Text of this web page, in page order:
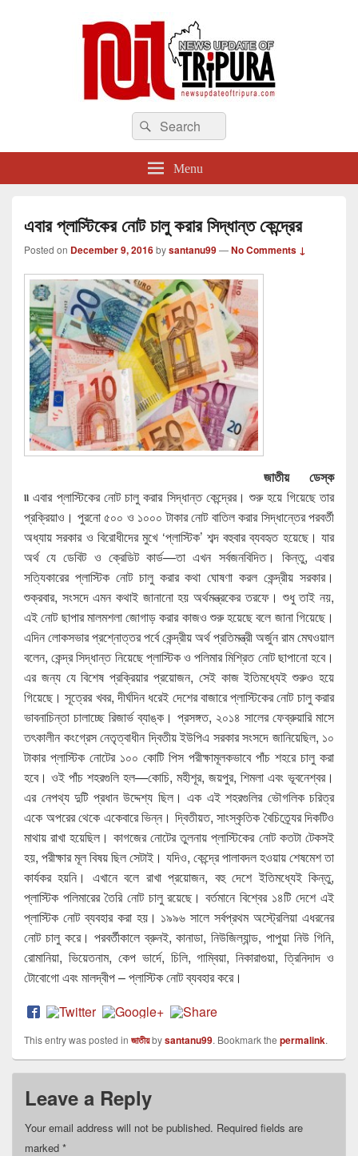
newsupdateoftripura.com
The one & only exceptional Bengali Version online news & infotainment portal
in Tripura.
Search
for:
Search
Menu
এবার প্লাস্টিকের নোট চালু করার সিদ্ধান্ত কেন্দ্রের
Posted on December 9, 2016bysantanu99—No Comments ↓
জাতীয় ডেস্ক
৷৷ এবার প্লাস্টিকের নোট চালু করার সিদ্ধান্ত কেন্দ্রের। শুরু হয়ে গিয়েছে তার
প্রক্রিয়াও। পুরনো ৫০০ ও ১০০০ টাকার নোট বাতিল করার সিদ্ধান্তের পরবর্তী
অধ্যায় সরকার ও বিরোধীদের মুখে ‘প্লাস্টিক’ শব্দ বহুবার ব্যবহৃত হয়েছে। যার
অর্থ যে ডেবিট ও ক্রেডিট কার্ড—তা এখন সর্বজনবিদিত। কিন্তু, এবার
সত্যিকারের প্লাস্টিক নোট চালু করার কথা ঘোষণা করল কেন্দ্রীয় সরকার।
শুক্রবার, সংসদে এমন কথাই জানানো হয় অর্থমন্ত্রকের তরফে। শুধু তাই নয়,
এই নোট ছাপার মালমশলা জোগাড় করার কাজও শুরু হয়েছে বলে জানা গিয়েছে।
এদিন লোকসভার প্রশ্নোত্তর পর্বে কেন্দ্রীয় অর্থ প্রতিমন্ত্রী অর্জুন রাম মেঘওয়াল
বলেন, কেন্দ্র সিদ্ধান্ত নিয়েছে প্লাস্টিক ও পলিমার মিশ্রিত নোট ছাপানো হবে।
এর জন্য যে বিশেষ প্রক্রিয়ার প্রয়োজন, সেই কাজ ইতিমধ্যেই শুরুও হয়ে
গিয়েছে। সূত্রের খবর, দীর্ঘদিন ধরেই দেশের বাজারে প্লাস্টিকের নোট চালু করার
ভাবনাচিন্তা চালাচ্ছে রিজার্ভ ব্যাঙ্ক। প্রসঙ্গত, ২০১৪ সালের ফেব্রুয়ারি মাসে
তৎকালীন কংগ্রেস নেতৃত্বাধীন দ্বিতীয় ইউপিএ সরকার সংসদে জানিয়েছিল, ১০
টাকার প্লাস্টিক নোটের ১০০ কোটি পিস পরীক্ষামূলকভাবে পাঁচ শহরে চালু করা
হবে। ওই পাঁচ শহরগুলি হল—কোচি, মহীশূর, জয়পুর, শিমলা এবং ভূবনেশ্বর।
এর নেপথ্য দুটি প্রধান উদ্দেশ্য ছিল। এক এই শহরগুলির ভৌগলিক চরিত্র
একে অপরের থেকে একেবারে ভিন্ন। দ্বিতীয়ত, সাংস্কৃতিক বৈচিত্র্যের দিকটিও
মাথায় রাখা হয়েছিল। কাগজের নোটের তুলনায় প্লাস্টিকের নোট কতটা টেকসই
হয়, পরীক্ষার মূল বিষয় ছিল সেটাই। যদিও, কেন্দ্রে পালাবদল হওয়ায় শেষমেশ তা
কার্যকর হয়নি। এখানে বলে রাখা প্রয়োজন, বহু দেশে ইতিমধ্যেই কিন্তু,
প্লাস্টিক পলিমারের তৈরি নোট চালু রয়েছে। বর্তমানে বিশ্বের ১৪টি দেশে এই
প্লাস্টিক নোট ব্যবহার করা হয়। ১৯৯৬ সালে সর্বপ্রথম অস্ট্রেলিয়া এধরনের
নোট চালু করে। পরবর্তীকালে ব্রুনই, কানাডা, নিউজিল্যান্ড, পাপুয়া নিউ গিনি,
রোমানিয়া, ভিয়েতনাম, কেপ ভার্দে, চিলি, গাম্বিয়া, নিকারাগুয়া, ত্রিনিদাদ ও
টোবোগো এবং মালদ্বীপ – প্লাস্টিক নোট ব্যবহার করে।
This entry was posted in জাতীয়bysantanu99. Bookmark the permalink.
Leave a Reply
Your email address will not be published. Required fields are
marked *